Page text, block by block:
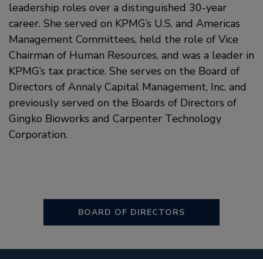
leadership roles over a distinguished 30-year
career. She served on KPMG’s U.S. and Americas
Management Committees, held the role of Vice
Chairman of Human Resources, and was a leader in
KPMG’s tax practice. She serves on the Board of
Directors of Annaly Capital Management, Inc. and
previously served on the Boards of Directors of
Gingko Bioworks and Carpenter Technology
Corporation.
BOARD OF DIRECTORS